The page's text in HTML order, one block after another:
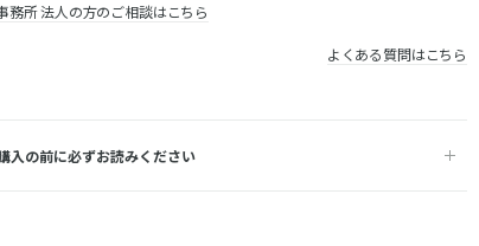
務所 法人の方のご相談はこちら
よくある質問はこちら
入の前に必ずお読みください